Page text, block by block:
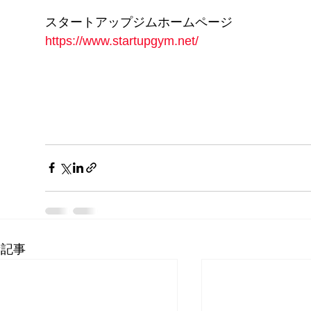
スタートアップジムホームページ
https://www.startupgym.net/
事